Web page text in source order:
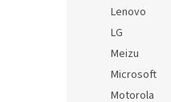
Lenovo
LG
Meizu
Microsoft
Motorola